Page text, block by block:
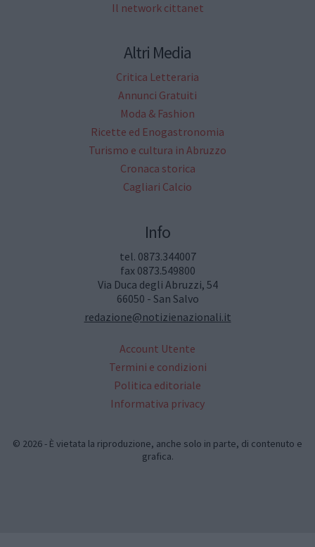
Il network cittanet
Altri Media
Critica Letteraria
Annunci Gratuiti
Moda & Fashion
Ricette ed Enogastronomia
Turismo e cultura in Abruzzo
Cronaca storica
Cagliari Calcio
Info
tel. 0873.344007
fax 0873.549800
Via Duca degli Abruzzi, 54
66050 - San Salvo
redazione@notizienazionali.it
Account Utente
Termini e condizioni
Politica editoriale
Informativa privacy
© 2026 - È vietata la riproduzione, anche solo in parte, di contenuto e
grafica.